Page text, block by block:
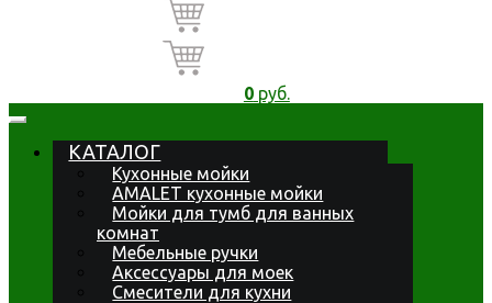
0руб.
КАТАЛОГ
Кухонные мойки
AMALET кухонные мойки
Мойки для тумб для ванных
комнат
Мебельные ручки
Аксессуары для моек
Смесители для кухни